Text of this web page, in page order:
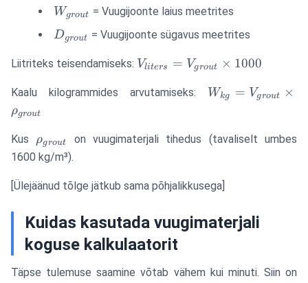
\times
D_{grout}
W_{grout}
Wgrout = Vuugijoonte laius meetrites
D_{grout}
Dgrout = Vuugijoonte sügavus meetrites
Liitriteks teisendamiseks: V_{liters}
V_{grout}
Vliters = Vgrout × 1000
Kaalu kilogrammides arvutamiseks: W_{kg} =
\rho_{grout}
Wkg = Vgrout ×
ρgrout
Kus \rho_{grout}
ρgrout
on vuugimaterjali tihedus (tavaliselt umbes
1600 kg/m³).
[Ülejäänud tõlge jätkub sama põhjalikkusega]
Kuidas kasutada vuugimaterjali
koguse kalkulaatorit
Täpse tulemuse saamine võtab vähem kui minuti. Siin on